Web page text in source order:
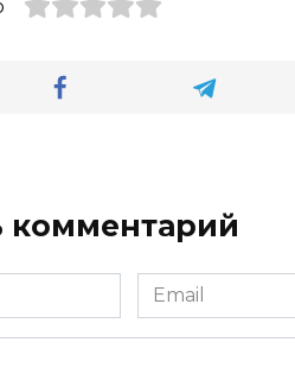
комментарий
Email
*